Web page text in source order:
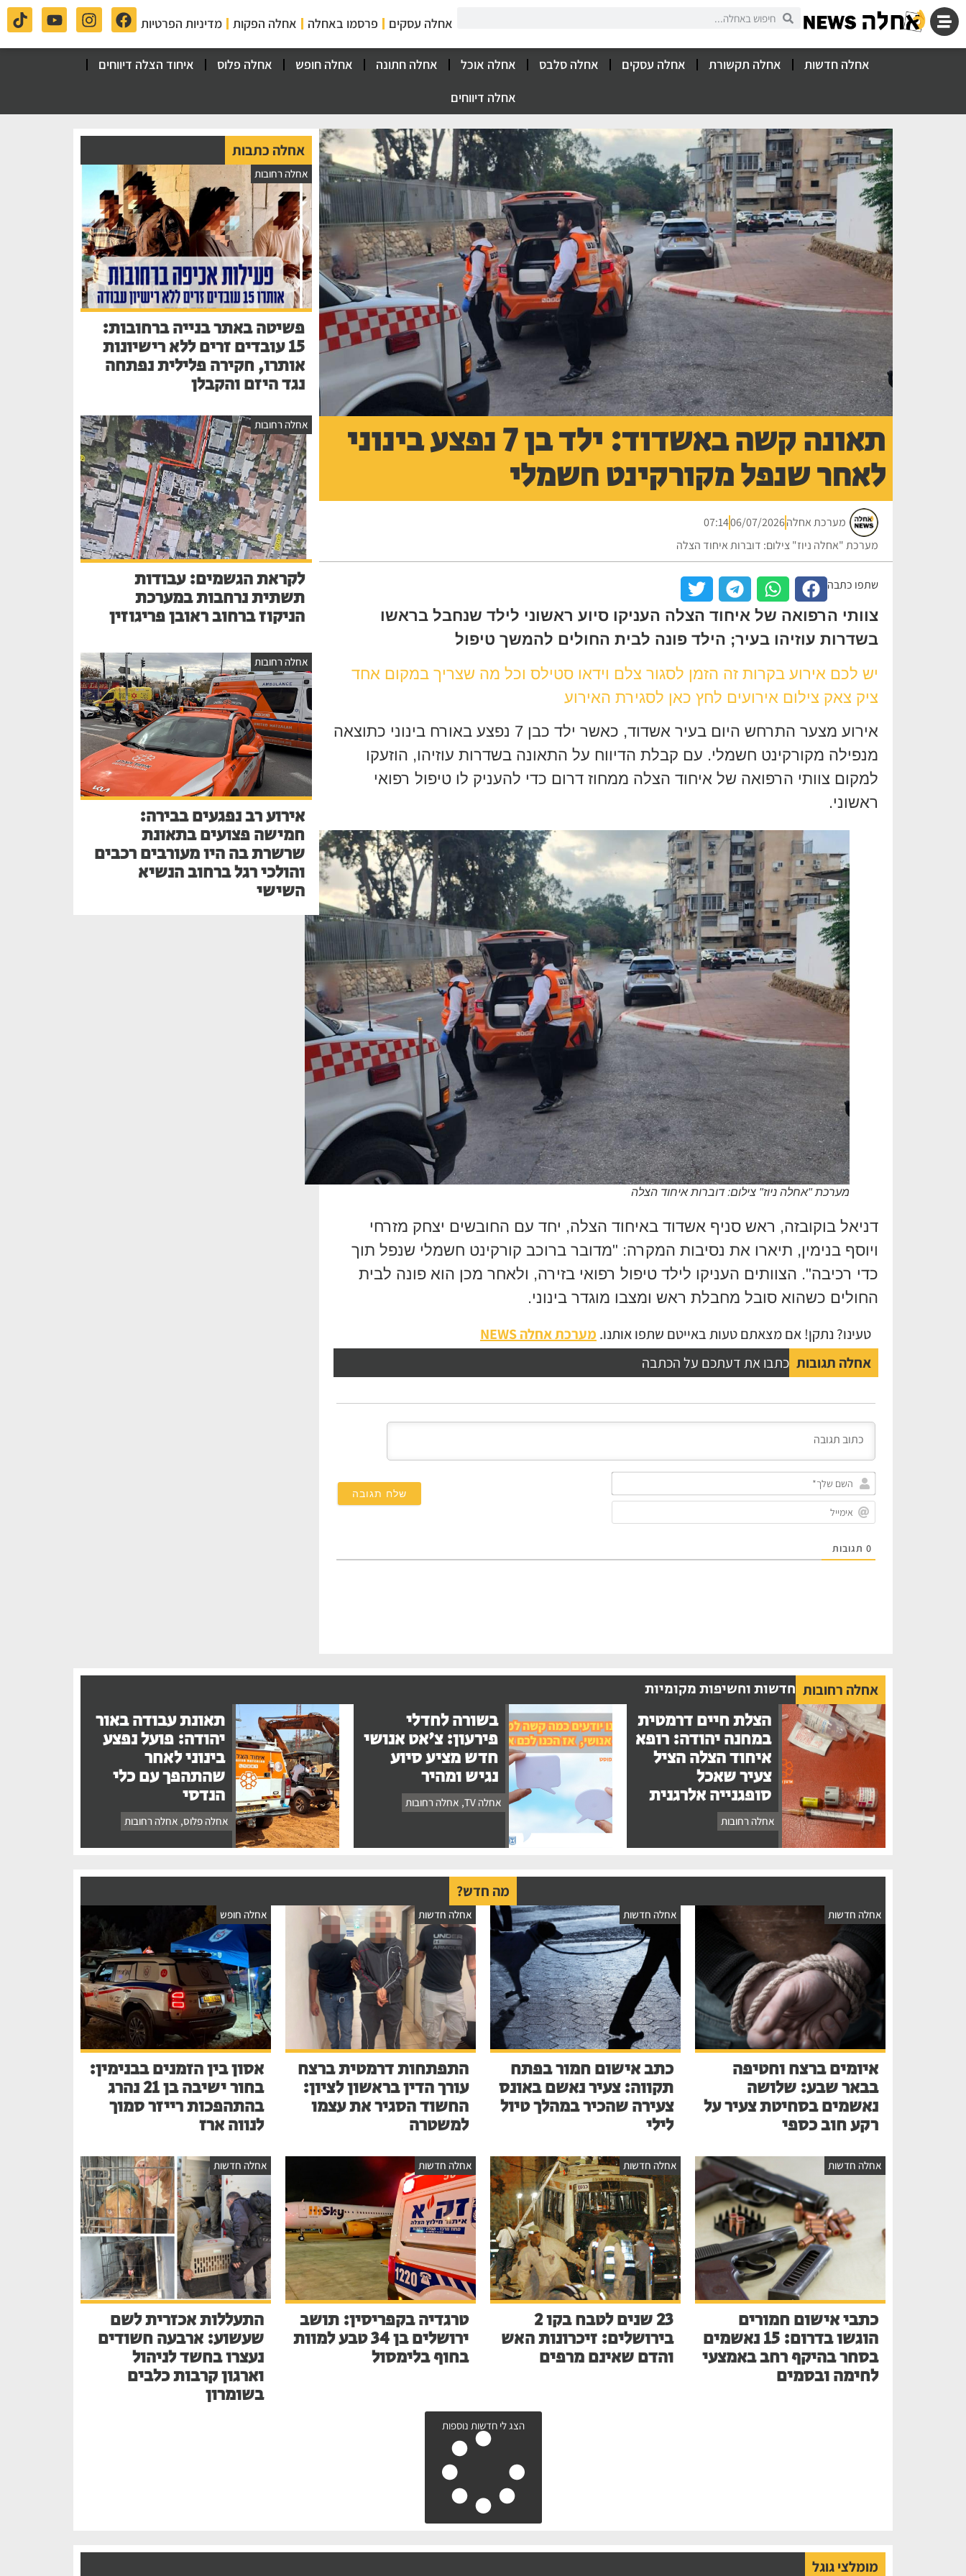
אחלה עסקים פרסמו באחלה אחלה הפקות מדיניות הפרטיות
אחלה חדשות אחלה תקשורת אחלה עסקים אחלה סלבס אחלה אוכל אחלה חתונה אחלה חופש אחלה פלוס
איחוד הצלה דיווחים
אחלה דיווחים
תאונה קשה באשדוד: ילד בן 7 נפצע בינוני
לאחר שנפל מקורקינט חשמלי
מערכת אחלה06/07/2026
07:14
מערכת "אחלה ניוז" צילום: דוברות איחוד הצלה
שתפו כתבה
צוותי הרפואה של איחוד הצלה העניקו סיוע ראשוני לילד שנחבל בראשו
בשדרות עוזיהו בעיר; הילד פונה לבית החולים להמשך טיפול
יש לכם אירוע בקרות זה הזמן לסגור צלם וידאו סטילס וכל מה שצריך במקום אחד
ציק צאק צילום אירועים לחץ כאן לסגירת האירוע
אירוע מצער התרחש היום בעיר אשדוד, כאשר ילד כבן 7 נפצע באורח בינוני כתוצאה
מנפילה מקורקינט חשמלי. עם קבלת הדיווח על התאונה בשדרות עוזיהו, הוזעקו
למקום צוותי הרפואה של איחוד הצלה ממחוז דרום כדי להעניק לו טיפול רפואי
ראשוני.
מערכת "אחלה ניוז" צילום: דוברות איחוד הצלה
דניאל בוקובזה, ראש סניף אשדוד באיחוד הצלה, יחד עם החובשים יצחק מזרחי
ויוסף בנימין, תיארו את נסיבות המקרה: "מדובר ברוכב קורקינט חשמלי שנפל תוך
כדי רכיבה". הצוותים העניקו לילד טיפול רפואי בזירה, ולאחר מכן הוא פונה לבית
החולים כשהוא סובל מחבלת ראש ומצבו מוגדר בינוני.
טעינו? נתקן! אם מצאתם טעות באייטם שתפו אותנו. מערכת אחלה NEWS
אחלה תגובות כתבו את דעתכם על הכתבה
שלך*
0 תגובות
אחלה כתבות
אחלה רחובות
פשיטה באתר בנייה ברחובות:
15 עובדים זרים ללא רישיונות
אותרו, חקירה פלילית נפתחה
נגד היזם והקבלן
אחלה רחובות
לקראת הגשמים: עבודות
תשתית נרחבות במערכת
הניקוז ברחוב ראובן פריגוזין
אחלה רחובות
אירוע רב נפגעים בבירה:
חמישה פצועים בתאונת
שרשרת בה היו מעורבים רכבים
והולכי רגל ברחוב הנשיא
השישי
אחלה רחובות חדשות וחשיפות מקומיות
הצלת חיים דרמטית
במחנה יהודה: רופא
איחוד הצלה הציל
צעיר שאכל
סופגנייה אלרגנית
אחלה רחובות
בשורה לחדלי
פירעון: צ'אט אנושי
חדש מציע סיוע
נגיש ומהיר
אחלה TV , אחלה רחובות
תאונת עבודה באור
יהודה: פועל נפצע
בינוני לאחר
שהתהפך עם כלי
הנדסי
אחלה פלוס, אחלה רחובות
מה חדש?
אחלה חדשות
איומים ברצח וחטיפה
בבאר שבע: שלושה
נאשמים בסחיטת צעיר על
רקע חוב כספי
אחלה חדשות
כתב אישום חמור בפתח
תקווה: צעיר נאשם באונס
צעירה שהכיר במהלך טיול
לילי
אחלה חדשות
התפתחות דרמטית ברצח
עורך הדין בראשון לציון:
החשוד הסגיר את עצמו
למשטרה
אחלה חופש
אסון בין הזמנים בבנימין:
בחור ישיבה בן 21 נהרג
בהתהפכות רייזר סמוך
לנווה ארז
אחלה חדשות
כתבי אישום חמורים
הוגשו בדרום: 15 נאשמים
בסחר בהיקף רחב באמצעי
לחימה ובסמים
אחלה חדשות
23 שנים לטבח בקו 2
בירושלים: זיכרונות האש
והדם שאינם מרפים
אחלה חדשות
טרגדיה בקפריסין: תושב
ירושלים בן 34 טבע למוות
בחוף בלימסול
אחלה חדשות
התעללות אכזרית לשם
שעשוע: ארבעה חשודים
נעצרו בחשד לניהול
וארגון קרבות כלבים
בשומרון
הצג לי חדשות נוספות
מומלצי גוגל